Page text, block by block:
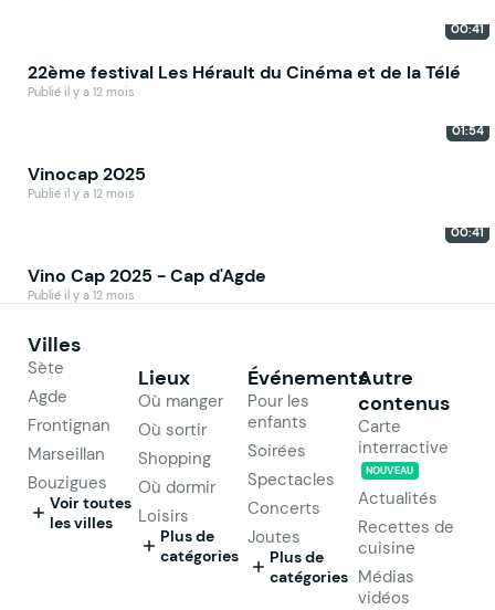
00:41
22ème festival Les Hérault du Cinéma et de la Télé
Publié il y a 12 mois
01:54
Vinocap 2025
Publié il y a 12 mois
00:41
Vino Cap 2025 - Cap d'Agde
Publié il y a 12 mois
Villes
Sète
Agde
Frontignan
Marseillan
Bouzigues
Voir toutes
les villes
Lieux
Où manger
Où sortir
Shopping
Où dormir
Loisirs
Plus de
catégories
Événements
Pour les
enfants
Soirées
Spectacles
Concerts
Joutes
Plus de
catégories
Autre
contenus
Carte
interractive
NOUVEAU
Actualités
Recettes de
cuisine
Médias
vidéos